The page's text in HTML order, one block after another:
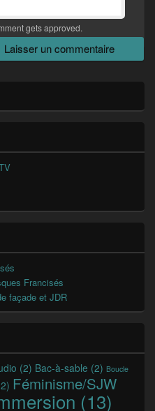
gets approved.
Francisés
façade et JDR
(2) Bac-à-sable (2) Boucle
Féminisme/SJW
(13)